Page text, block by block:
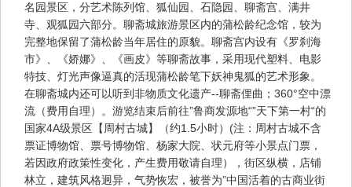
名园景区，分艺术陈列馆、狐仙园、石隐园、聊斋宫、满井
寺、观狐园六部分。聊斋城旅游景区内的蒲松龄纪念馆，较为
完整地保留了蒲松龄当年居住的原貌。聊斋宫内设有《罗刹海
市》、《娇娜》、《画皮》等聊斋故事，采用现代塑料、电影
特技、灯光声像逼真的活现蒲松龄笔下妖神鬼狐的艺术形象。
在聊斋城内还可以听到非物质文化遗产--聊斋俚曲；360°空中漂
流（费用自理）。游览结束后前往”鲁商发源地“”天下第一村“的
国家4A级景区【周村古城】（约1.5小时）(注：周村古城不含
票证博物馆、票号博物馆、杨家大院、状元府等小景点门票，
若因政府政策性变化，产生费用敬请自理），街区纵横，店铺
林立，建筑风格迥异，气势恢宏，被誉为”中国活着的古商业街